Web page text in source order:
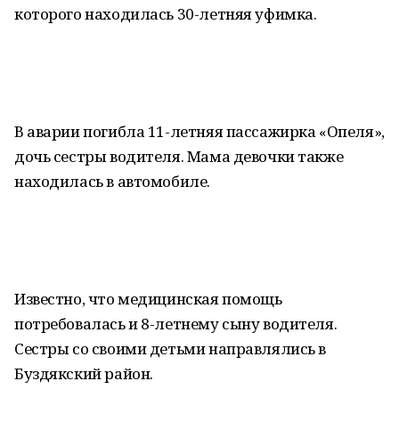
которого находилась 30-летняя уфимка.
В аварии погибла 11-летняя пассажирка «Опеля»,
дочь сестры водителя. Мама девочки также
находилась в автомобиле.
Известно, что медицинская помощь
потребовалась и 8-летнему сыну водителя.
Сестры со своими детьми направлялись в
Буздякский район.